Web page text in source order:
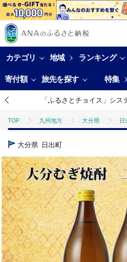
カテゴリ 地域 ランキング
寄付額 旅先を探す 特集
「ふるさとチョイス」シス
TOP 九州地方 大分県 日
TOP
TOP 酒 焼酎 大分むぎ焼
大分県 日出町